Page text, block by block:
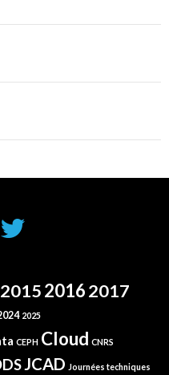
201520162017
2025
CEPH Cloud CNRS
JCAD Journées techniques